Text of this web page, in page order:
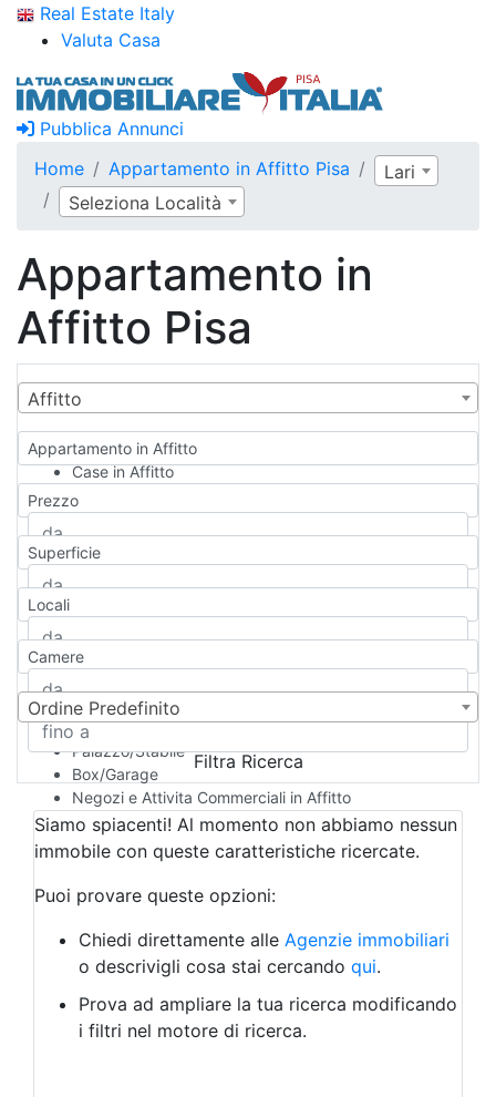
Real Estate Italy
Valuta Casa
Pubblica Annunci
Home
Appartamento in Affitto Pisa
Lari
Seleziona Località
Appartamento in
Affitto Pisa
Affitto
Appartamento in Affitto
Case in Affitto
Qualsiasi
Appartamento
Casa indipendente
Casa Semi-indipendente
Attico/Mansarda
Rustico/Casale
Camera d'Albergo
Multiproprietà
Palazzo/Stabile
Box/Garage
Negozi e Attivita Commerciali in Affitto
Qualsiasi
Attività/Licenza Commerciale
Azienda Agricola
Bar/Ristorante
Albergo
Laboratorio Artigianale
Negozio/locale commerciale
Agriturismo
Magazzini
Prezzo
Superficie
Locali
Camere
Ordine Predefinito
Filtra Ricerca
Siamo spiacenti! Al momento non abbiamo nessun
immobile con queste caratteristiche ricercate.
Puoi provare queste opzioni:
Chiedi direttamente alle Agenzie immobiliari
o descrivigli cosa stai cercando qui.
Prova ad ampliare la tua ricerca modificando
i filtri nel motore di ricerca.